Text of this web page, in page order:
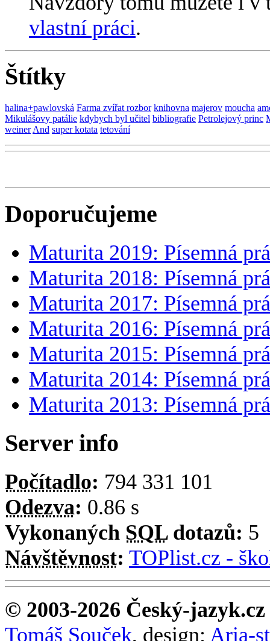
Aktuální pořadí soutěže
Soutěž je od září 2025
Navzdory tomu můžete i v
vlastní práci.
Štítky
weiner
super kotata tetování
Doporučujeme
Maturita 2019: Písemná
Maturita 2018: Písemná
Maturita 2017: Písemná
Maturita 2016: Písemná
Maturita 2015: Písemná
Maturita 2014: Písemná
Maturita 2013: Písemná
Server info
Počítadlo:794 331 101
Odezva:0.86 s
Vykonaných SQLdotazů:5
Návštěvnost: TOPlist.cz -